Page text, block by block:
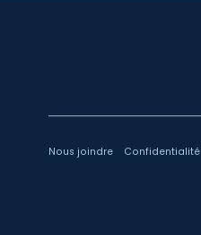
Nous joindre Confidentialité